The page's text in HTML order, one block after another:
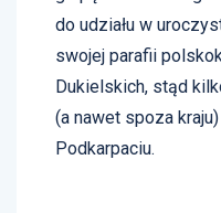
do udziału w
swojej parafii
Dukielskich, stąd
(a nawet spoza
Podkarpaciu.